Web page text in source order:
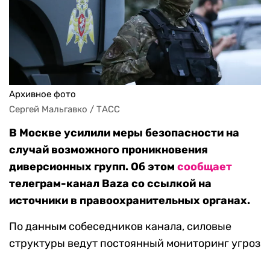
Архивное фото
Сергей Мальгавко / ТАСС
В Москве усилили меры безопасности на
случай возможного проникновения
диверсионных групп. Об этом сообщает
телеграм-канал Baza со ссылкой на
источники в правоохранительных органах.
По данным собеседников канала, силовые
структуры ведут постоянный мониторинг угроз